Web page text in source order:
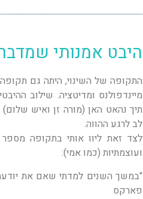
היבט אמנותי
התקופה של השינוי, היתה גם
תיך נהאט האן (מורה זן ואיש
לב לרגע ההווה.
לצד זאת ליוו אותי בתקופה
ועוצמתיות (כמו אמי):
"במשך השנים למדתי שאם את
פארקס